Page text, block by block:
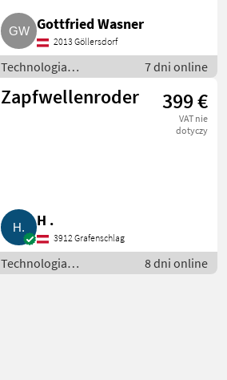
Gottfried Wasner
2013 Göllersdorf
Technologia
ziemniaczana / Inne
rozwiązania
7 dni online
Zapfwellenroder 399 €
VAT nie
dotyczy
H .
3912 Grafenschlag
Technologia
ziemniaczana / Inne
8 dni online